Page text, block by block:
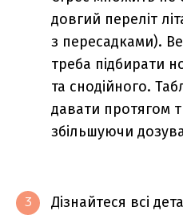
довгий переліт
з пересадками).
треба підбирати
та снодійного.
давати протягом
збільшуючи
3 Дізнайтеся всі